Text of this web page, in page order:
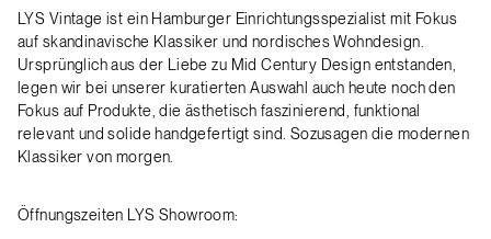
LYS Vintage ist ein Hamburger Einrichtungsspezialist mit Fokus
auf skandinavische Klassiker und nordisches Wohndesign.
Ursprünglich aus der Liebe zu Mid Century Design entstanden,
legen wir bei unserer kuratierten Auswahl auch heute noch den
Fokus auf Produkte, die ästhetisch faszinierend, funktional
relevant und solide handgefertigt sind. Sozusagen die modernen
Klassiker von morgen.
Öffnungszeiten LYS Showroom: